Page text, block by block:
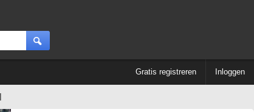
Gratis registreren Inloggen